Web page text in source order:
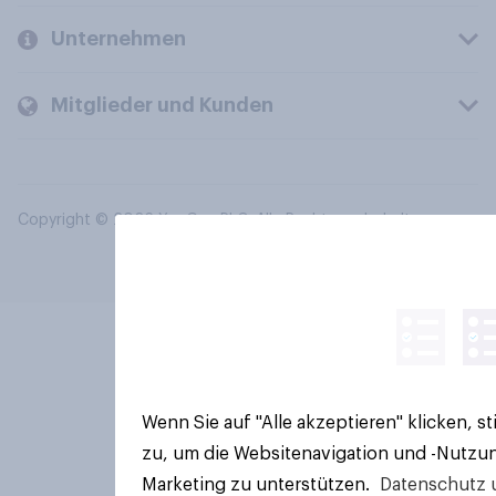
Unternehmen
Mitglieder und Kunden
Copyright © 2026 YouGov PLC. Alle Rechte vorbehalten.
Wenn Sie auf "Alle akzeptieren" klicken,
zu, um die Websitenavigation und -
Marketing zu unterstützen.
Datenschutz